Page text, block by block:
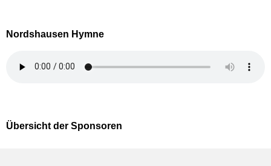
Nordshausen Hymne
Übersicht der Sponsoren